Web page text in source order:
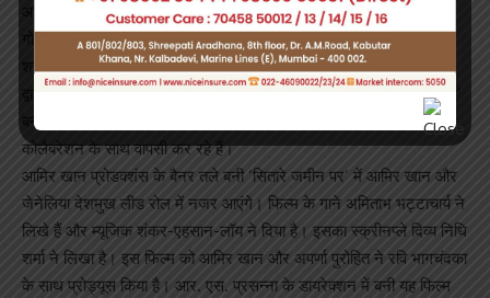
आमिर खान प्रोडक्शंस गर्व के साथ पेश करता है 10 राइजिंग सितारे अरूष दत्ता,
गोपी कृष्ण वर्मा, सम्वित देसाई, वेदांत शर्मा, आयुष भंसाली, आशीष पेंडसे, ऋषि
शाहानी, ऋषभ जैन, नमन मिश्रा और सिमरन मंगेशकर। आर. एस. प्रसन्ना
द्वारा निर्देशित, जिन्होंने पहले बैरियर तोड़ने वाली ब्लॉकबस्टर ‘शुभ मंगल सावधान’
बनाई थी, अब आमिर खान प्रोडक्शंस के साथ ‘सितारे ज़मीन पर’ में सबसे बड़े
कोलैबरेशन के साथ वापसी कर रहे हैं।
आमिर खान प्रोडक्शंस के बैनर तले बनी ‘सितारे जमीन पर’ में आमिर खान और
जेनेलिया देशमुख लीड रोल में नजर आएंगे। फिल्म के गाने अमिताभ भट्टाचार्य ने
लिखे हैं और म्यूजिक शंकर-एहसान-लॉय ने दिया है। इसका स्क्रीनप्ले दिव्य निधि
शर्मा ने लिखा है। इस फिल्म को आमिर खान और अपर्णा पुरोहित ने रवि भागचंदका
के साथ प्रोड्यूस किया है। आर. एस. प्रसन्ना के डायरेक्शन में बनी यह फिल्म